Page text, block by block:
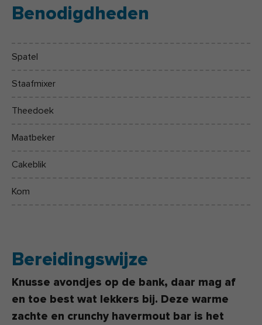
Benodigdheden
Spatel
Staafmixer
Theedoek
Maatbeker
Cakeblik
Kom
Bereidingswijze
Knusse avondjes op de bank, daar mag af
en toe best wat lekkers bij. Deze warme
zachte en crunchy havermout bar is het